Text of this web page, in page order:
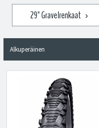
29" Gravelrenkaat ›